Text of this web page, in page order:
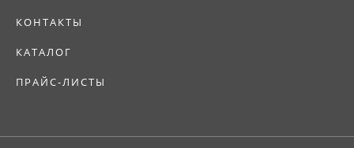
КОНТАКТЫ
КАТАЛОГ
ПРАЙС-ЛИСТЫ